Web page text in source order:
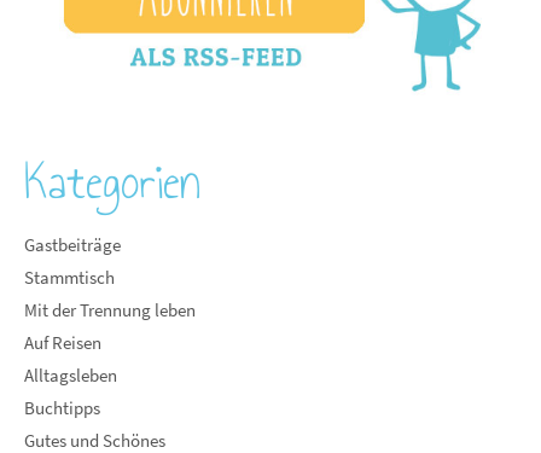
Kategorien
Gastbeiträge
Stammtisch
Mit der Trennung leben
Auf Reisen
Alltagsleben
Buchtipps
Gutes und Schönes